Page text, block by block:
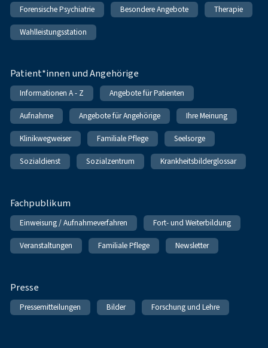
Forensische Psychiatrie Besondere Angebote Therapie
Wahlleistungsstation
Patient*innen und Angehörige
Informationen A - Z Angebote für Patienten
Aufnahme Angebote für Angehörige Ihre Meinung
Klinikwegweiser Familiale Pflege Seelsorge
Sozialdienst Sozialzentrum Krankheitsbilderglossar
Fachpublikum
Einweisung / Aufnahmeverfahren Fort- und Weiterbildung
Veranstaltungen Familiale Pflege Newsletter
Presse
Pressemitteilungen Bilder Forschung und Lehre